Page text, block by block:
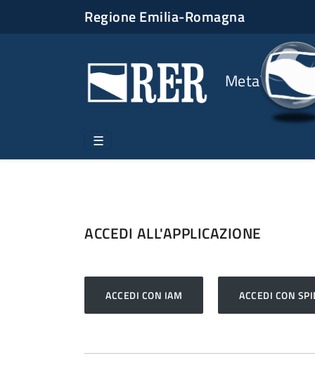
Regione Emilia-Romagna
Meta
☰
ACCEDI ALL'APPLICAZIONE
ACCEDI CON IAM ACCEDI CON